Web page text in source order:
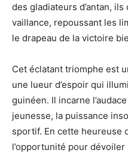
des gladiateurs d’antan,
vaillance, repoussant les
le drapeau de la victoire
Cet éclatant triomphe est
une lueur d’espoir qui
guinéen. Il incarne
jeunesse, la puissance
sportif. En cette heureuse
l’opportunité pour